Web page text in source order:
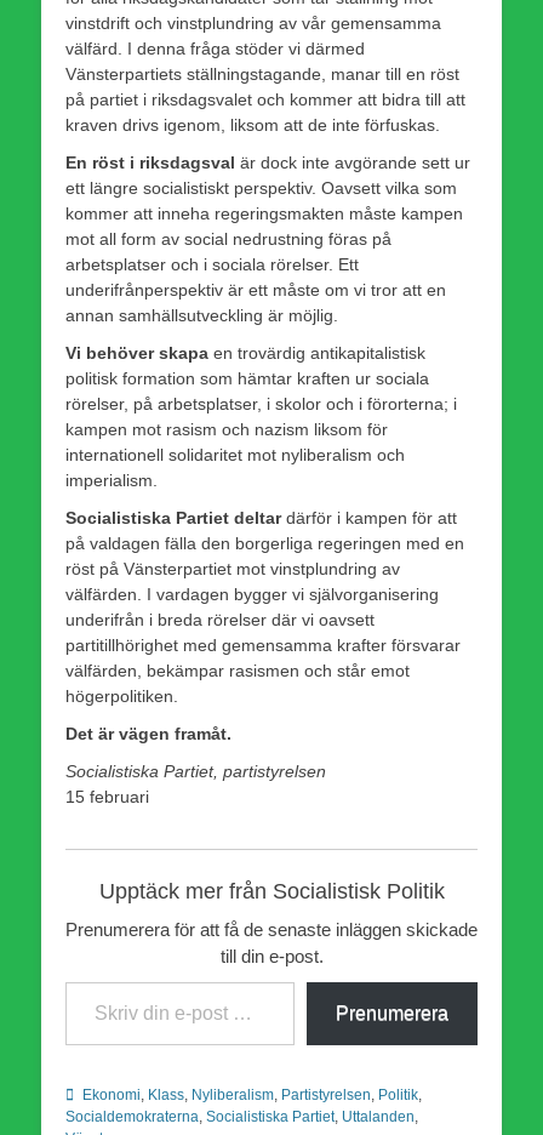
vinstdrift och vinstplundring av vår gemensamma
välfärd. I denna fråga stöder vi därmed
Vänsterpartiets ställningstagande, manar till en röst
på partiet i riksdagsvalet och kommer att bidra till att
kraven drivs igenom, liksom att de inte förfuskas.
En röst i riksdagsval är dock inte avgörande sett ur
ett längre socialistiskt perspektiv. Oavsett vilka som
kommer att inneha regeringsmakten måste kampen
mot all form av social nedrustning föras på
arbetsplatser och i sociala rörelser. Ett
underifrånperspektiv är ett måste om vi tror att en
annan samhällsutveckling är möjlig.
Vi behöver skapa en trovärdig antikapitalistisk
politisk formation som hämtar kraften ur sociala
rörelser, på arbetsplatser, i skolor och i förorterna; i
kampen mot rasism och nazism liksom för
internationell solidaritet mot nyliberalism och
imperialism.
Socialistiska Partiet deltardärför i kampen för att
på valdagen fälla den borgerliga regeringen med en
röst på Vänsterpartiet mot vinstplundring av
välfärden. I vardagen bygger vi självorganisering
underifrån i breda rörelser där vi oavsett
partitillhörighet med gemensamma krafter försvarar
välfärden, bekämpar rasismen och står emot
högerpolitiken.
Det är vägen framåt.
Socialistiska Partiet, partistyrelsen
15 februari
Upptäck mer från Socialistisk Politik
Prenumerera för att få de senaste inläggen skickade
till din e-post.
Skriv din e-post …
Prenumerera
Kategorier
Ekonomi Klass Nyliberalism Partistyrelsen Politik
Socialdemokraterna Socialistiska Partiet, Uttalanden